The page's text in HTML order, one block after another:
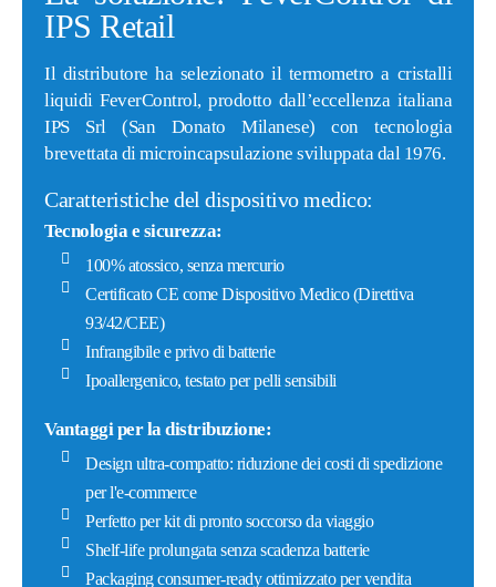
IPS Retail
Il distributore ha selezionato il termometro a cristalli
liquidi FeverControl, prodotto dall’eccellenza italiana
IPS Srl (San Donato Milanese) con tecnologia
brevettata di microincapsulazione sviluppata dal 1976.
Caratteristiche del dispositivo medico:
Tecnologia e sicurezza:
100% atossico, senza mercurio
Certificato CE come Dispositivo Medico (Direttiva
93/42/CEE)
Infrangibile e privo di batterie
Ipoallergenico, testato per pelli sensibili
Vantaggi per la distribuzione:
Design ultra-compatto: riduzione dei costi di spedizione
per l'e-commerce
Perfetto per kit di pronto soccorso da viaggio
Shelf-life prolungata senza scadenza batterie
Packaging consumer-ready ottimizzato per vendita